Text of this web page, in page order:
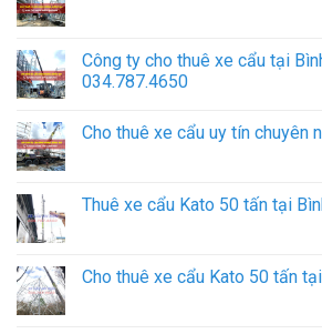
Công ty cho thuê xe cẩu tại
034.787.4650
Cho thuê xe cẩu uy tín chuyên
Thuê xe cẩu Kato 50 tấn tại
Cho thuê xe cẩu Kato 50 tấn